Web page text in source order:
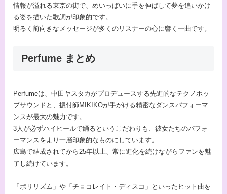
情報が溢れる東京の街で、めいっぱいに手を伸ばして夢を追いかけ
る姿を描いた歌詞が印象的です。
明るく前向きなメッセージが多くのリスナーの心に響く一曲です。
Perfume まとめ
Perfumeは、中田ヤスタカがプロデュースする先進的なテクノポッ
プサウンドと、振付師MIKIKOが手がける精密なダンスパフォーマ
ンスが最大の魅力です。
3人が必ずハイヒールで踊るというこだわりも、彼女たちのパフォ
ーマンスをより一層印象的なものにしています。
広島で結成されてから25年以上、常に進化を続けながらファンを魅
了し続けています。
「ポリリズム」や「チョコレイト・ディスコ」といったヒット曲を